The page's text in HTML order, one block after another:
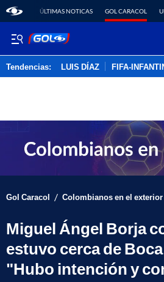
ÚLTIMAS NOTICAS GOL CARACOL
Tendencias: LUIS DÍAZ FIFA-
Gol Caracol / Colombianos en el exterior
Miguel Ángel Borja
estuvo cerca de
"Hubo intención y